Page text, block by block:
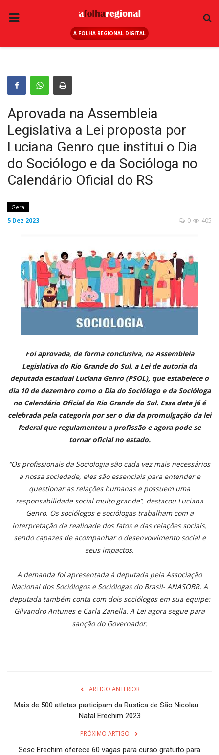
A FOLHA REGIONAL DIGITAL
ANUNCIE AQUI
ESPORTE
REGIÃO
SAÚDE
EDUCAÇÃO
SEGURANÇA
EDITAIS
A FOLHA REGIONAL DIGITAL
Aprovada na Assembleia
Legislativa a Lei proposta por
Luciana Genro que institui o Dia
do Sociólogo e da Socióloga no
Calendário Oficial do RS
Geral
5 Dez 2023 405
0
Foi aprovada, de forma conclusiva, na Assembleia
Legislativa do Rio Grande do Sul, a Lei de autoria da
deputada estadual Luciana Genro (PSOL), que estabelece o
dia 10 de dezembro como o Dia do Sociólogo e da Socióloga
no Calendário Oficial do Rio Grande do Sul. Essa data já é
celebrada pela categoria por ser o dia da promulgação da lei
federal que regulamentou a profissão e agora pode se
tornar oficial no estado.
“Os profissionais da Sociologia são cada vez mais necessários
à nossa sociedade, eles são essenciais para entender e
questionar as relações humanas e possuem uma
responsabilidade social muito grande”, destacou Luciana
Genro. Os sociólogos e sociólogas trabalham com a
interpretação da realidade dos fatos e das relações sociais,
sendo capazes de acompanhar o desenvolvimento social e
seus impactos.
A demanda foi apresentada à deputada pela Associação
Nacional dos Sociólogos e Sociólogas do Brasil- ANASOBR. A
deputada também conta com dois sociólogos em sua equipe:
Gilvandro Antunes e Carla Zanella. A Lei agora segue para
sanção do Governador.
ARTIGO ANTERIOR
Mais de 500 atletas participam da Rústica de São Nicolau –
Natal Erechim 2023
PRÓXIMO ARTIGO
Sesc Erechim oferece 60 vagas para curso gratuito para